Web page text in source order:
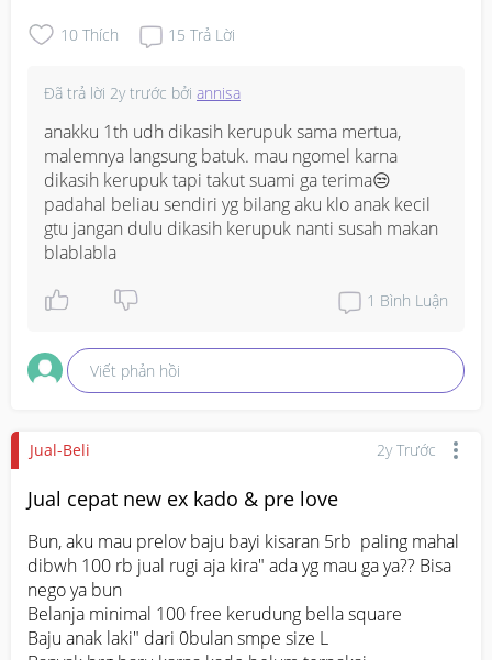
sakit lu marah"😥. Iya si sbg nnek sneng jajanin cucunya.
asin bgt, manis bgt, psti batuk"&mlm lg tdr posisi
merem sllu muntah, adakah yg kasusnya bgni anaknya?
😥😥😥😥
10 Thích 15 Trả Lời
Đã trả lời 2y trước bởi annisa
anakku 1th udh dikasih kerupuk sama mertua,
malemnya langsung batuk. mau ngomel karna
dikasih kerupuk tapi takut suami ga terima😒
padahal beliau sendiri yg bilang aku klo anak kecil
gtu jangan dulu dikasih kerupuk nanti susah makan
blablabla
1 Bình Luận
Viết phản hồi
Jual-Beli 2y Trước
Jual cepat new ex kado & pre love
Bun, aku mau prelov baju bayi kisaran 5rb  paling mahal
dibwh 100 rb jual rugi aja kira" ada yg mau ga ya?? Bisa
nego ya bun
Belanja minimal 100 free kerudung bella square
Baju anak laki" dari 0bulan smpe size L